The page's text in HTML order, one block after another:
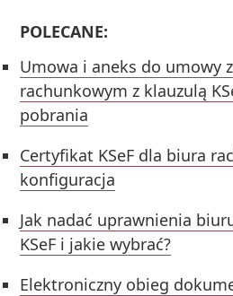
POLECANE:
Umowa i aneks do umowy
rachunkowym z klauzulą
pobrania
Certyfikat KSeF dla biura
konfiguracja
Jak nadać uprawnienia
KSeF i jakie wybrać?
Elektroniczny obieg